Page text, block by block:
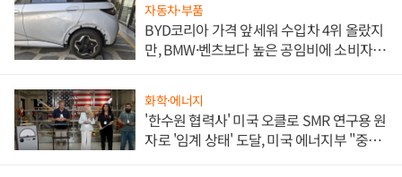
자동차·부품
BYD코리아 가격 앞세워 수입차 4위 올랐지
만, BMW·벤츠보다 높은 공임비에 소비자
화학·에너지
'한수원 협력사' 미국 오클로 SMR 연구용 원
자로 '임계 상태' 도달, 미국 에너지부 "중요